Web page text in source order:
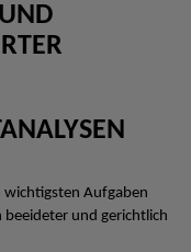
wichtigsten Aufgaben
und gerichtlich